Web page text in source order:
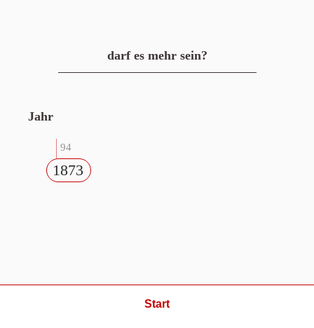
darf es mehr sein?
Jahr
94
1873
Start